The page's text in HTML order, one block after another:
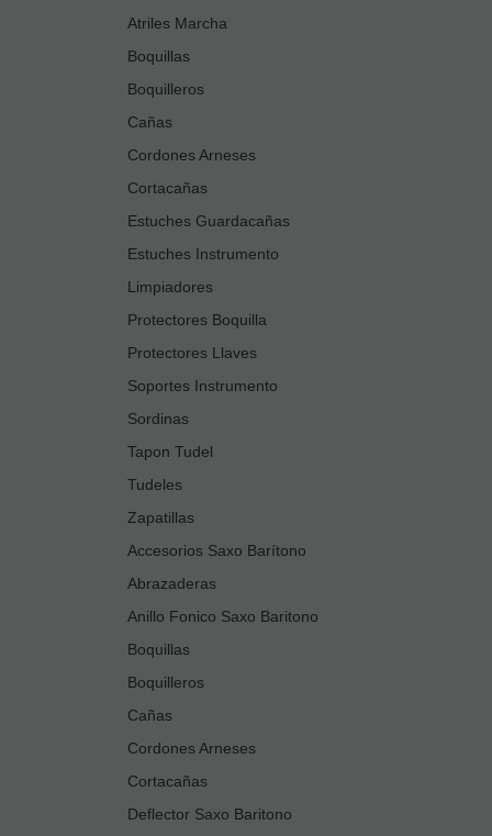
Atriles Marcha
Boquillas
Boquilleros
Cañas
Cordones Arneses
Cortacañas
Estuches Guardacañas
Estuches Instrumento
Limpiadores
Protectores Boquilla
Protectores Llaves
Soportes Instrumento
Sordinas
Tapon Tudel
Tudeles
Zapatillas
Accesorios Saxo Barítono
Abrazaderas
Anillo Fonico Saxo Baritono
Boquillas
Boquilleros
Cañas
Cordones Arneses
Cortacañas
Deflector Saxo Baritono